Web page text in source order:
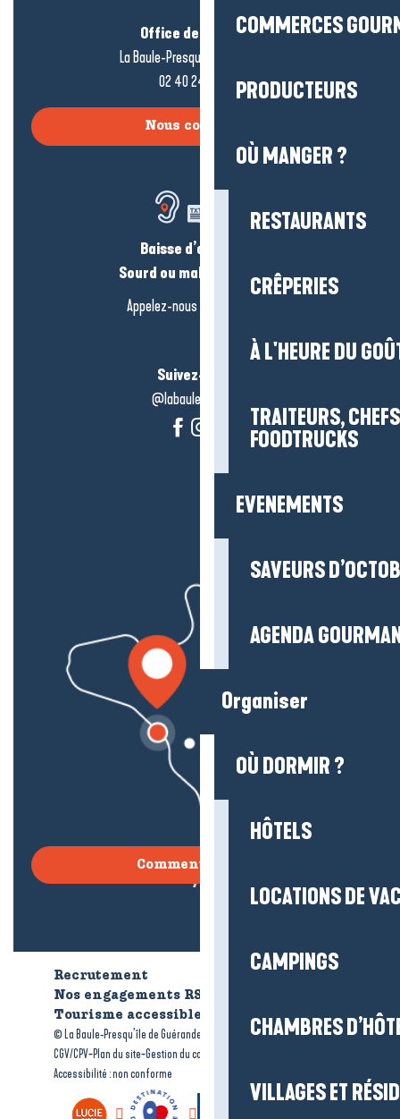
COMMERCES
PRODUCTEURS
OÙ MANGER ?
RESTAURANTS
CRÊPERIES
À L'HEURE DU
TRAITEURS,
FOODTRUCKS
EVENEMENTS
SAVEURS
AGENDA
Organiser
OÙ DORMIR ?
HÔTELS
LOCATIONS DE
CAMPINGS
CHAMBRES
VILLAGES ET
Office de tourisme
La Baule-Presqu’île de Guérande
02 40 24 34 44
Nous contacter
Baisse d’audition ?
Sourd ou malentendant ?
Appelez-nous en
Suivez-nous !
@labauleguérande
Comment venir ?
Recrutement
Nos engagements RSE
Tourisme accessible
Brochures
© La Baule-Presqu’île de Guérande tourisme Mentions légales-
CGV/CPV-Plan du site-Gestion du consentement
Accessibilité : non conforme